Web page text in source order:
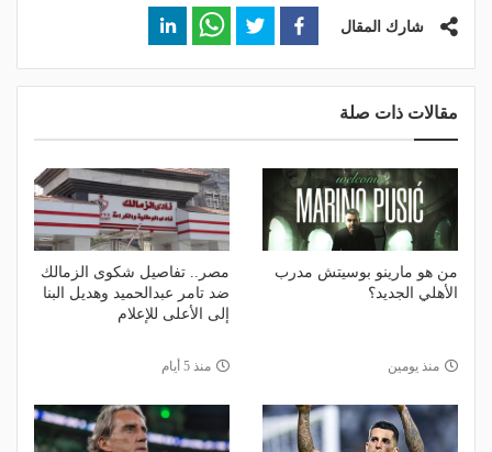
شارك المقال
مقالات ذات صلة
من هو مارينو بوسيتش مدرب
الأهلي الجديد؟
منذ يومين
مصر.. تفاصيل شكوى الزمالك
ضد تامر عبدالحميد وهديل البنا
إلى الأعلى للإعلام
منذ 5 أيام